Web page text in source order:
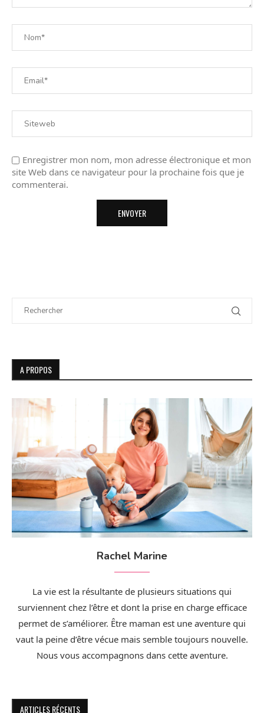
Enregistrer mon nom, mon adresse électronique et mon
site Web dans ce navigateur pour la prochaine fois que je
commenterai.
A PROPOS
Rachel Marine
La vie est la résultante de plusieurs situations qui
surviennent chez l’être et dont la prise en charge efficace
permet de s’améliorer. Être maman est une aventure qui
vaut la peine d’être vécue mais semble toujours nouvelle.
Nous vous accompagnons dans cette aventure.
ARTICLES RÉCENTS